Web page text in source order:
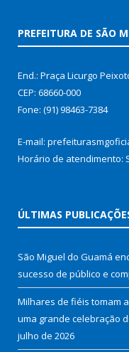
PREFEITURA DE SÃO
End.: Praça Licurgo
CEP: 68660-000
Fone: (91) 98463-7384
E-mail:
Horário de atendimento:
ÚLTIMAS
São Miguel do Guamá
sucesso de público e
Milhares de fiéis tomam
uma grande celebração
julho de 2026